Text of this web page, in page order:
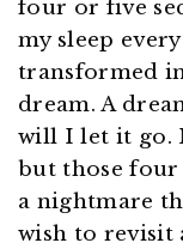
four or five
my sleep
transformed
dream. A
will I let it go.
but those four
a nightmare
wish to revisit